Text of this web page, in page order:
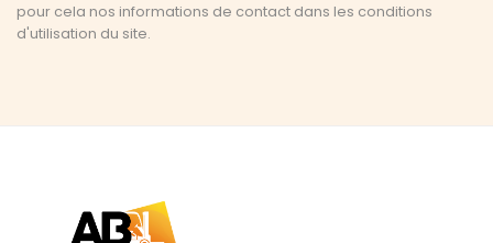
pour cela nos informations de contact dans les conditions
d'utilisation du site.